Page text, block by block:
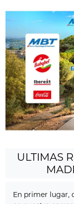
ULTIMAS
En primer lugar,